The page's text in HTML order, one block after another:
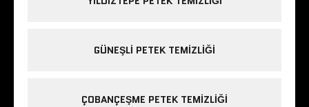
GÜNEŞLI PETEK TEMIZLIĞI
ÇOBANÇEŞME PETEK TEMIZLIĞI